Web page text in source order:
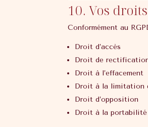
10. Vos droits
Conformément au
Droit d’accès
Droit de
Droit à l’effacement
Droit à la limitation
Droit d’opposition
Droit à la portabilité